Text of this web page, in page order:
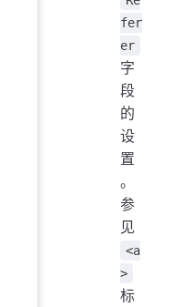
fer
er
字
段
的
设
置
。
参
见
<a
>
标